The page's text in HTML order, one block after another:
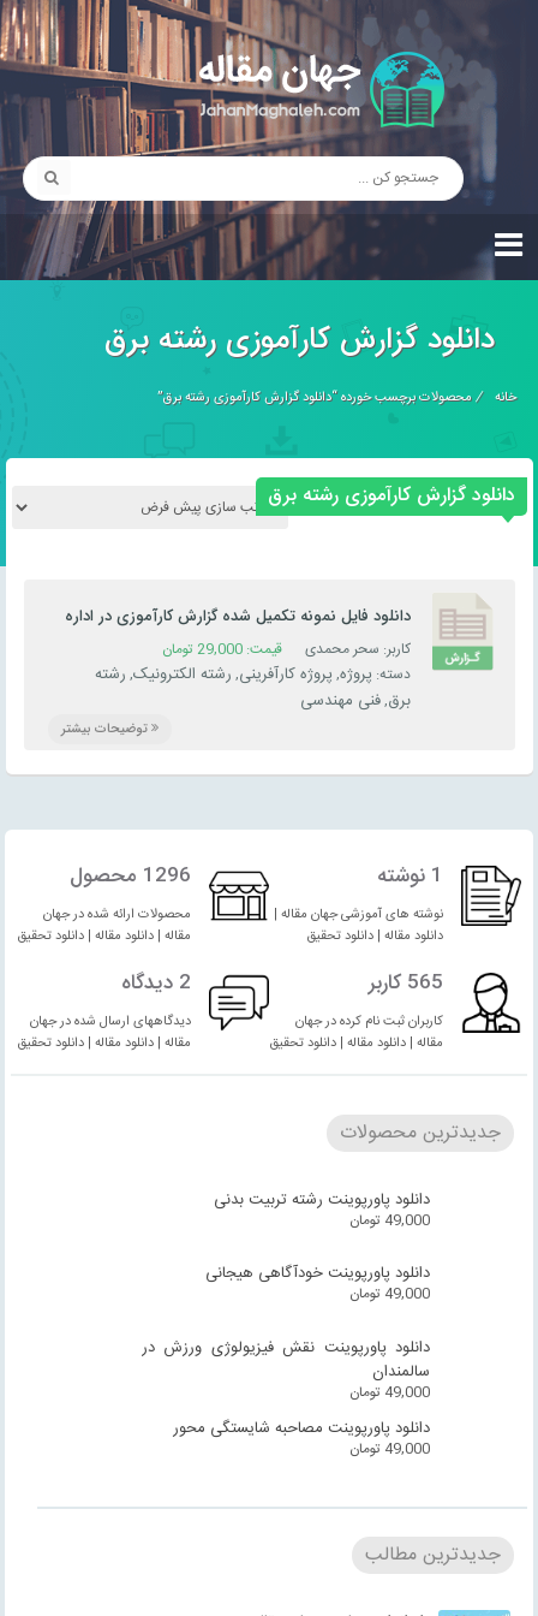
دانلود گزارش کارآموزی رشته برق
خانه /محصولات برچسب خورده “دانلود گزارش کارآموزی رشته برق”
دانلود گزارش کارآموزی رشته برق
دانلود فایل نمونه تکمیل شده گزارش کارآموزی در اداره
برق شهرستان شهر کرد
کاربر: سحر محمدی قیمت: 29,000 تومان
دسته: پروژه, پروژه کارآفرینی, رشته الکترونیک, رشته
برق,فنی مهندسی
توضیحات بیشتر
1 نوشته
نوشته های آموزشی جهان مقاله |
دانلود مقاله | دانلود تحقیق
1296 محصول
محصولات ارائه شده در جهان
مقاله | دانلود مقاله | دانلود تحقیق
565 کاربر
کاربران ثبت نام کرده در جهان
مقاله | دانلود مقاله | دانلود تحقیق
2 دیدگاه
دیدگاههای ارسال شده در جهان
مقاله | دانلود مقاله | دانلود تحقیق
جدیدترین محصولات
دانلود پاورپوینت رشته تربیت بدنی
49,000 تومان
دانلود پاورپوینت خودآگاهی هیجانی
49,000 تومان
دانلود پاورپوینت نقش فیزیولوژی ورزش در
سالمندان
49,000 تومان
دانلود پاورپوینت مصاحبه شایستگی محور
49,000 تومان
جدیدترین مطالب